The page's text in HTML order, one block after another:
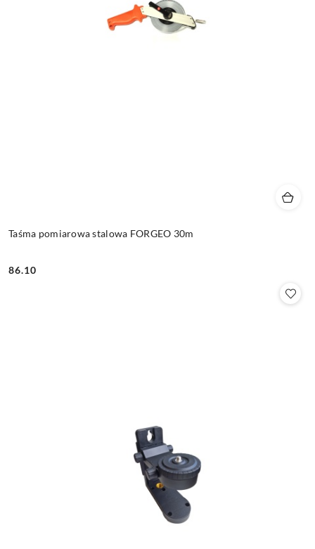
Taśma pomiarowa stalowa FORGEO 30m
Cena:
86.10